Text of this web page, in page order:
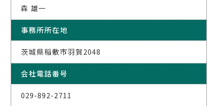
森 雄一
事務所所在地
茨城県稲敷市羽賀2048
会社電話番号
029-892-2711